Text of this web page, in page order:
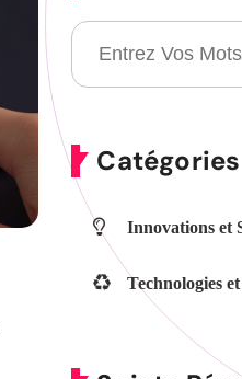
Catégories
Innovations et
Technologies